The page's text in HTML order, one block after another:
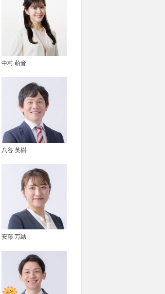
中村 萌音
八谷 英樹
安藤 万結